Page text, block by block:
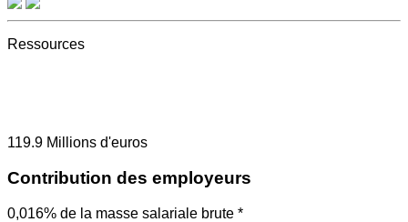
Ressources
119.9 Millions d'euros
Contribution des employeurs
0,016% de la masse salariale brute *